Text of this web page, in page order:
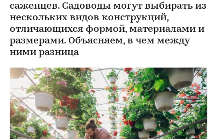
саженцев. Cадоводы могут выбирать из
нескольких видов конструкций,
отличающихся формой, материалами и
размерами. Объясняем, в чем между
ними разница